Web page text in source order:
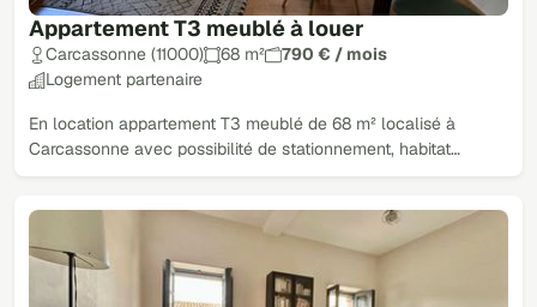
Appartement T3 meublé à louer
Carcassonne (11000) 68 m²
790 € / mois
Logement partenaire
En location appartement T3 meublé de 68 m² localisé à
Carcassonne avec possibilité de stationnement, habitat…